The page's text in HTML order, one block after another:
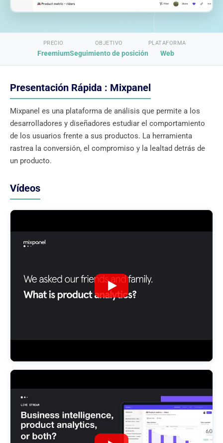
PRECIO
Freemium
OBJETIVO
Seguimiento de posición
PLATAFORMA
Web
Presentación Rápida : Mixpanel
Mixpanel es una plataforma de análisis que permite a los
desarrolladores y diseñadores estudiar el comportamiento
de los usuarios frente a sus productos. La herramienta
rastrea la conversión, el compromiso y la lealtad detrás de
un producto.
Vídeos